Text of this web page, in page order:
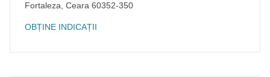
Fortaleza Ceara 60352-350
OBȚINE INDICAȚII